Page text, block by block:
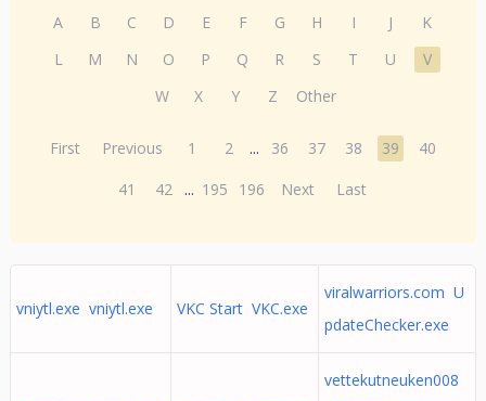
A B C D E F G H I J
K
L
M N O P Q R S T U
V
W
X Y Z Other
First Previous 1 2 ... 36 37 38 39
40
41
42 ... 195 196 Next Last
vniytl.exe vniytl.exe VKC Start VKC.exe
viralwarriors.com U
pdateChecker.exe
vettekutneuken008